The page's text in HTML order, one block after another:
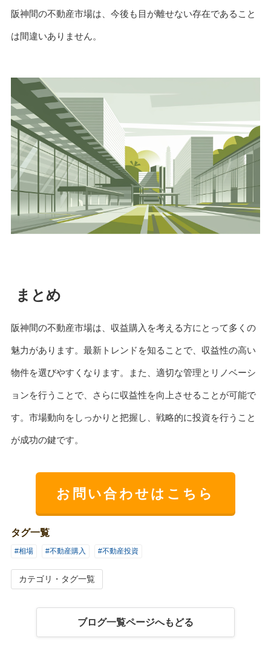
阪神間の不動産市場は、今後も目が離せない存在であること
は間違いありません。
まとめ
阪神間の不動産市場は、収益購入を考える方にとって多くの
魅力があります。最新トレンドを知ることで、収益性の高い
物件を選びやすくなります。また、適切な管理とリノベーシ
ョンを行うことで、さらに収益性を向上させることが可能で
す。市場動向をしっかりと把握し、戦略的に投資を行うこと
が成功の鍵です。
お問い合わせはこちら
タグ一覧
#相場 #不動産購入 #不動産投資
カテゴリ・タグ一覧
ブログ一覧ページへもどる